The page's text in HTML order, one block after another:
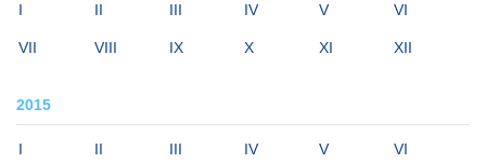
I II III IV V VI
VII VIII IX X XI XII
2015
I II III IV V VI